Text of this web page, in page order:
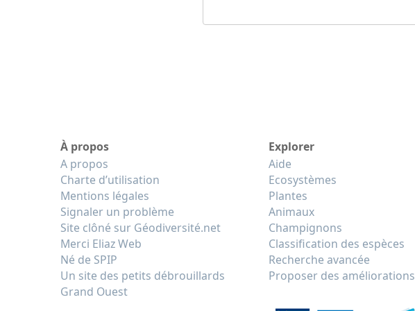
À propos
A propos
Charte d’utilisation
Mentions légales
Signaler un problème
Site clôné sur Géodiversité.net
Merci Eliaz Web
Né de SPIP
Un site des petits débrouillards
Grand Ouest
Explorer
Aide
Ecosystèmes
Plantes
Animaux
Champignons
Classification des espèces
Recherche avancée
Proposer des améliorations